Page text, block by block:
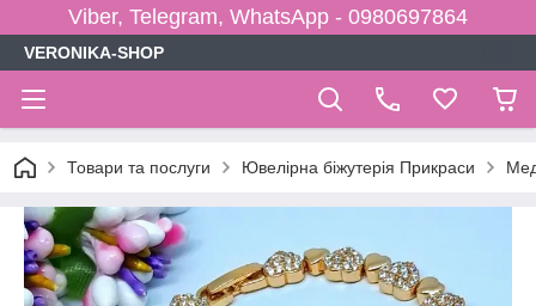
Viber, Telegram, WhatsApp - 0980697864
VERONIKA-SHOP
Товари та послуги Ювелірна біжутерія Прикраси